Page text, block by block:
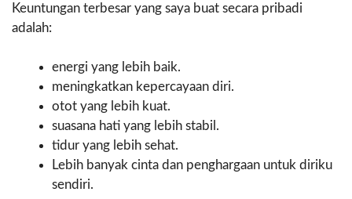
Keuntungan terbesar yang saya buat secara pribadi
adalah:
energi yang lebih baik.
meningkatkan kepercayaan diri.
otot yang lebih kuat.
suasana hati yang lebih stabil.
tidur yang lebih sehat.
Lebih banyak cinta dan penghargaan untuk diriku
sendiri.